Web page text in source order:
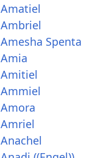
Amatiel
Ambriel
Amesha Spenta
Amia
Amitiel
Ammiel
Amora
Amriel
Anachel